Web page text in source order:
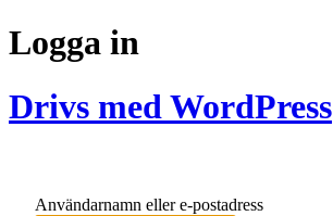
Logga in
Drivs med WordPress
Användarnamn eller e-postadress